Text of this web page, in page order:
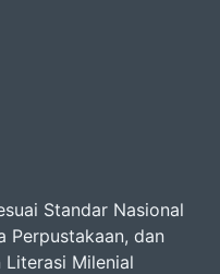
Standar Nasional
Perpustakaan, dan
Literasi Milenial